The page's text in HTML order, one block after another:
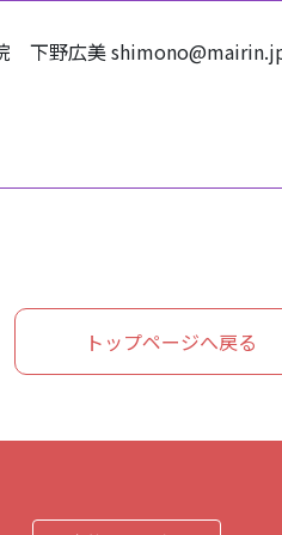
下野広美
トップページへ戻る